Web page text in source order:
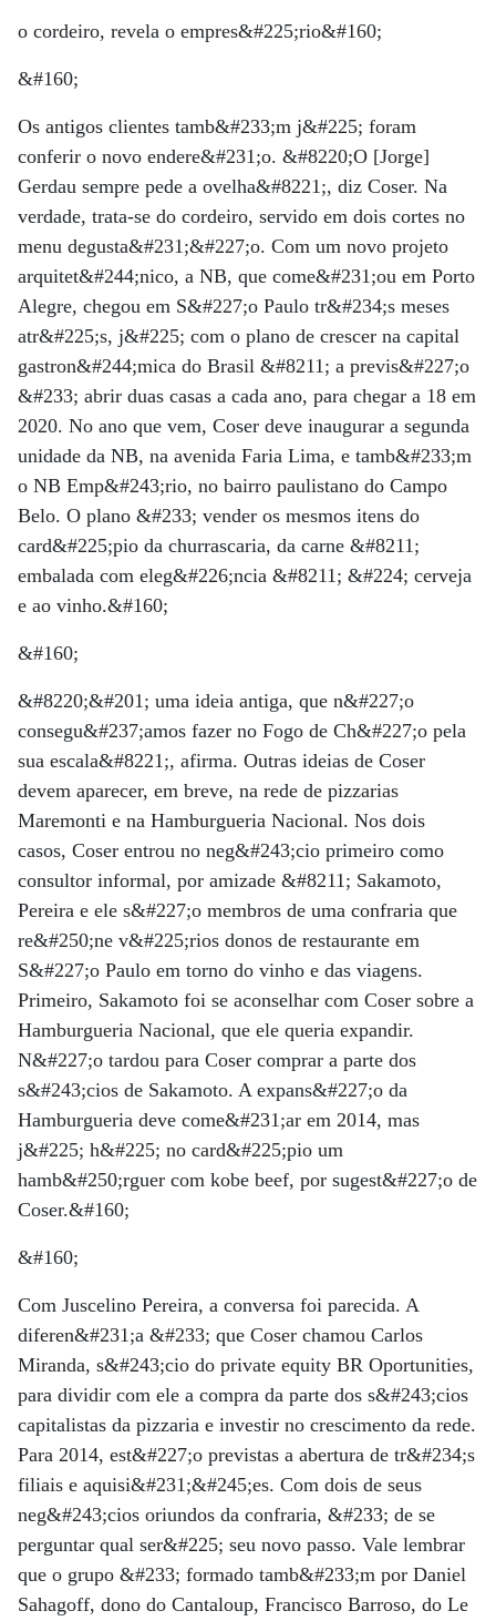
o cordeiro, revela o empres&#225;rio&#160;
&#160;
Os antigos clientes tamb&#233;m j&#225; foram
conferir o novo endere&#231;o. &#8220;O [Jorge]
Gerdau sempre pede a ovelha&#8221;, diz Coser. Na
verdade, trata-se do cordeiro, servido em dois cortes no
menu degusta&#231;&#227;o. Com um novo projeto
arquitet&#244;nico, a NB, que come&#231;ou em Porto
Alegre, chegou em S&#227;o Paulo tr&#234;s meses
atr&#225;s, j&#225; com o plano de crescer na capital
gastron&#244;mica do Brasil &#8211; a previs&#227;o
&#233; abrir duas casas a cada ano, para chegar a 18 em
2020. No ano que vem, Coser deve inaugurar a segunda
unidade da NB, na avenida Faria Lima, e tamb&#233;m
o NB Emp&#243;rio, no bairro paulistano do Campo
Belo. O plano &#233; vender os mesmos itens do
card&#225;pio da churrascaria, da carne &#8211;
embalada com eleg&#226;ncia &#8211; &#224; cerveja
e ao vinho.&#160;
&#160;
&#8220;&#201; uma ideia antiga, que n&#227;o
consegu&#237;amos fazer no Fogo de Ch&#227;o pela
sua escala&#8221;, afirma. Outras ideias de Coser
devem aparecer, em breve, na rede de pizzarias
Maremonti e na Hamburgueria Nacional. Nos dois
casos, Coser entrou no neg&#243;cio primeiro como
consultor informal, por amizade &#8211; Sakamoto,
Pereira e ele s&#227;o membros de uma confraria que
re&#250;ne v&#225;rios donos de restaurante em
S&#227;o Paulo em torno do vinho e das viagens.
Primeiro, Sakamoto foi se aconselhar com Coser sobre a
Hamburgueria Nacional, que ele queria expandir.
N&#227;o tardou para Coser comprar a parte dos
s&#243;cios de Sakamoto. A expans&#227;o da
Hamburgueria deve come&#231;ar em 2014, mas
j&#225; h&#225; no card&#225;pio um
hamb&#250;rguer com kobe beef, por sugest&#227;o de
Coser.&#160;
&#160;
Com Juscelino Pereira, a conversa foi parecida. A
diferen&#231;a &#233; que Coser chamou Carlos
Miranda, s&#243;cio do private equity BR Oportunities,
para dividir com ele a compra da parte dos s&#243;cios
capitalistas da pizzaria e investir no crescimento da rede.
Para 2014, est&#227;o previstas a abertura de tr&#234;s
filiais e aquisi&#231;&#245;es. Com dois de seus
neg&#243;cios oriundos da confraria, &#233; de se
perguntar qual ser&#225; seu novo passo. Vale lembrar
que o grupo &#233; formado tamb&#233;m por Daniel
Sahagoff, dono do Cantaloup, Francisco Barroso, do Le